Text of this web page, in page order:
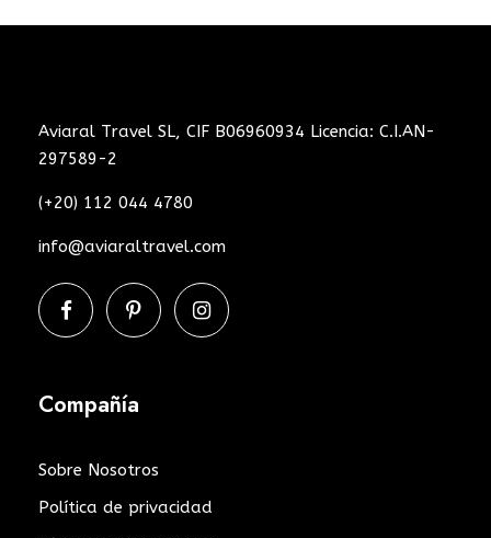
Aviaral Travel SL, CIF B06960934 Licencia: C.I.AN-
297589-2
(+20) 112 044 4780
info@aviaraltravel.com
Compañía
Sobre Nosotros
Política de privacidad